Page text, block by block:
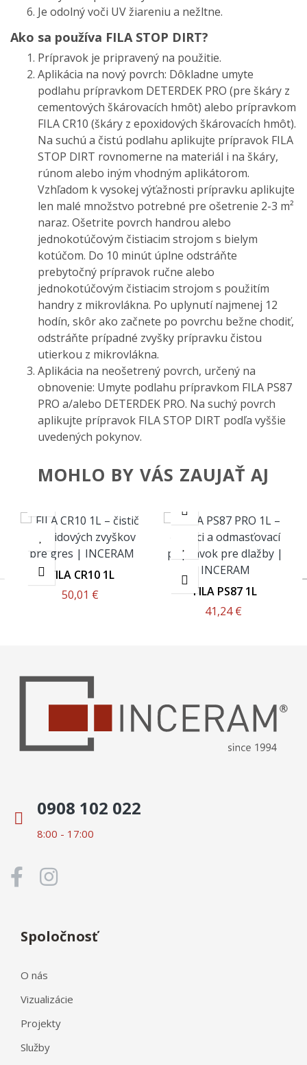
Je odolný voči UV žiareniu a nežltne.
Ako sa používa FILA STOP DIRT?
Prípravok je pripravený na použitie.
Aplikácia na nový povrch: Dôkladne umyte
podlahu prípravkom DETERDEK PRO (pre škáry z
cementových škárovacích hmôt) alebo prípravkom
FILA CR10 (škáry z epoxidových škárovacích hmôt).
Na suchú a čistú podlahu aplikujte prípravok FILA
STOP DIRT rovnomerne na materiál i na škáry,
rúnom alebo iným vhodným aplikátorom.
Vzhľadom k vysokej výťažnosti prípravku aplikujte
len malé množstvo potrebné pre ošetrenie 2-3 m²
naraz. Ošetrite povrch handrou alebo
jednokotúčovým čistiacim strojom s bielym
kotúčom. Do 10 minút úplne odstráňte
prebytočný prípravok ručne alebo
jednokotúčovým čistiacim strojom s použitím
handry z mikrovlákna. Po uplynutí najmenej 12
hodín, skôr ako začnete po povrchu bežne chodiť,
odstráňte prípadné zvyšky prípravku čistou
utierkou z mikrovlákna.
Aplikácia na neošetrený povrch, určený na
obnovenie: Umyte podlahu prípravkom FILA PS87
PRO a/alebo DETERDEK PRO. Na suchý povrch
aplikujte prípravok FILA STOP DIRT podľa vyššie
uvedených pokynov.
MOHLO BY VÁS ZAUJAŤ AJ
FILA CR10 1L
50,01 €
FILA PS87 1L
41,24 €
0908 102 022
8:00 - 17:00
Spoločnosť
O nás
Vizualizácie
Projekty
Služby